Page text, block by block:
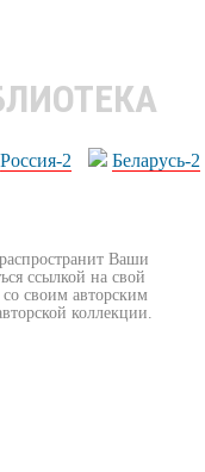
Россия-2
Беларусь-2
Ваши
ссылкой на свой
своим авторским
коллекции.